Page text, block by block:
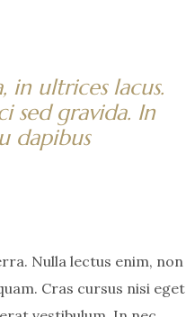
in ultrices lacus.
sed gravida. In
dapibus
Nulla lectus enim, non
Cras cursus nisi eget